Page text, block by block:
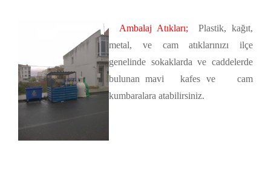
Ambalaj Atıkları;
Plastik, kağıt,
metal, ve cam atıklarınızı ilçe
genelinde sokaklarda ve caddelerde
bulunan mavi kafes ve cam
kumbaralara atabilirsiniz.